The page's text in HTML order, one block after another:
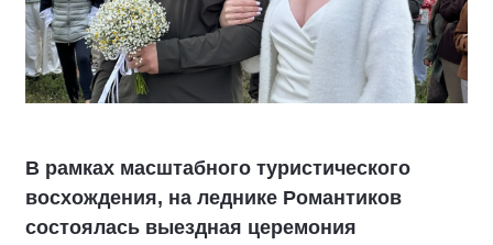
В рамках масштабного туристического
восхождения, на леднике Романтиков
состоялась выездная церемония